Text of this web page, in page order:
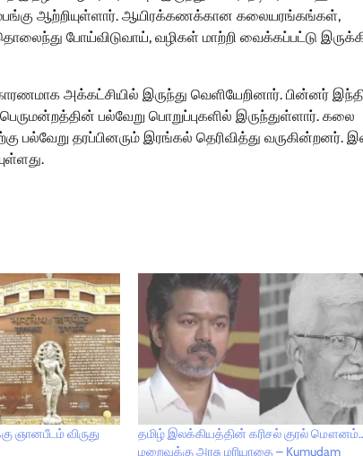
ஆற்றியுள்ளார். ஆயிரக்கணக்கான கலையரங்கங்கள்,
போய்விடுவாய், வழிகள் மாற்றி வைக்கப்பட்டு
அக்கட்சியில் இருந்து வெளியேறினார். பின்னர்
பல்வேறு பொறுப்புகளில் இருந்துள்ளார். கலை
பல்வேறு தரப்பினரும் இரங்கல் தெரிவித்து வருகின்றனர்.
ஞானபீடம் விருது
தமிழ் இலக்கியத்தின் கரிசல் குரல்
மறைவுக்கு அரசு மரியாதை – Kumudam